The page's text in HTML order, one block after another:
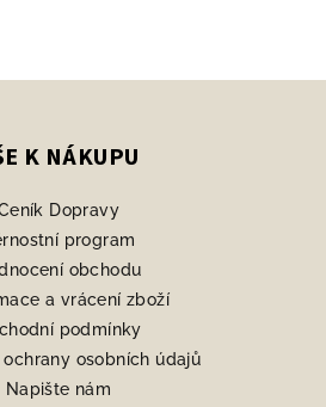
K NÁKUPU
Dopravy
program
obchodu
a vrácení zboží
podmínky
ochrany osobních údajů
Napište nám